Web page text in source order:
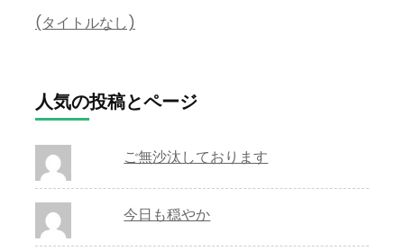
(タイトルなし)
人気の投稿とページ
ご無沙汰しております
今日も穏やか